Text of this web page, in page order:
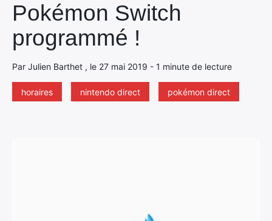
Pokémon Switch
programmé !
Par Julien Barthet , le 27 mai 2019 - 1 minute de lecture
horaires nintendo direct pokémon direct